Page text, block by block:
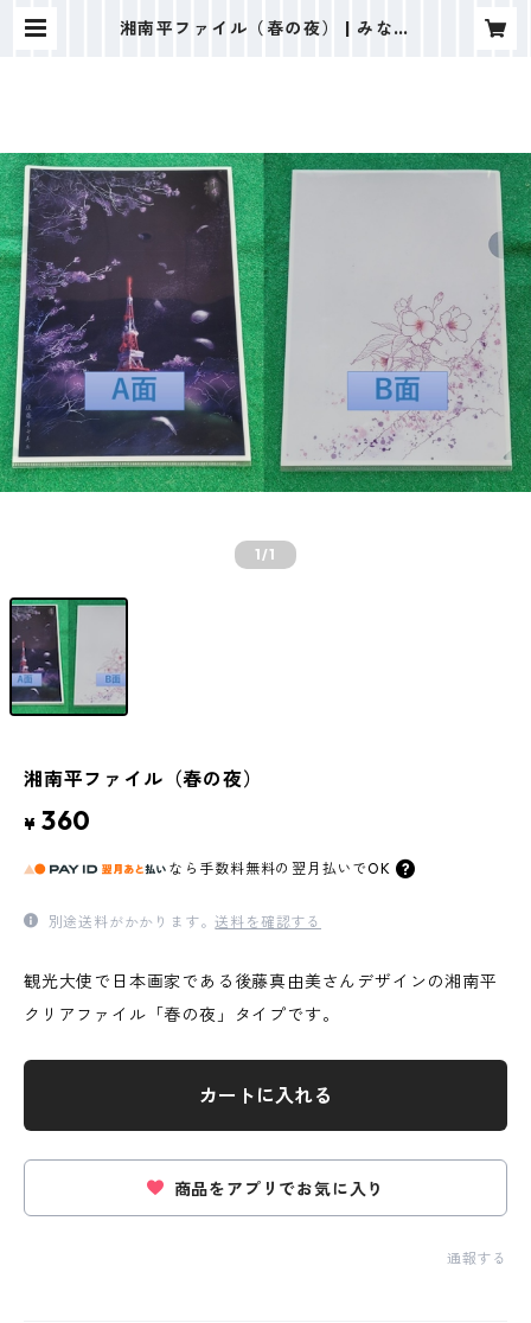
湘南平ファイル（春の夜） | みなく
1/1
湘南平ファイル（春の夜）
¥ 360
なら 手数料無料の 翌月払いでOK
別途送料がかかります。送料を確認する
観光大使で日本画家である後藤真由美さんデザインの湘南平
クリアファイル「春の夜」タイプです。
カートに入れる
商品をアプリでお気に入り
通報する